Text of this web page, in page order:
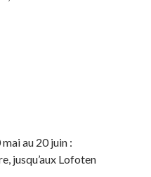
au 20 juin :
jusqu’aux Lofoten